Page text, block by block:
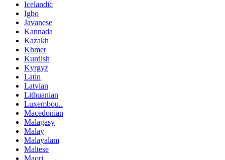
Icelandic
Igbo
Javanese
Kannada
Kazakh
Khmer
Kurdish
Kyrgyz
Latin
Latvian
Lithuanian
Luxembou..
Macedonian
Malagasy
Malay
Malayalam
Maltese
Maori